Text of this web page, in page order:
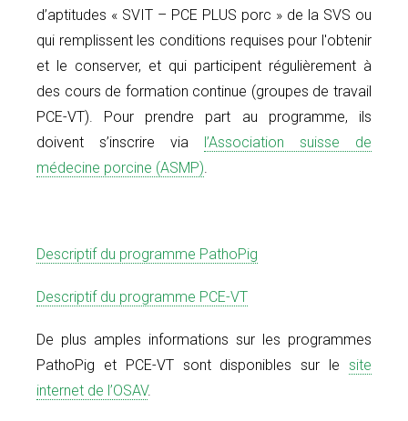
d’aptitudes « SVIT – PCE PLUS porc » de la SVS ou
qui remplissent les conditions requises pour l'obtenir
et le conserver, et qui participent régulièrement à
des cours de formation continue (groupes de travail
PCE-VT). Pour prendre part au programme, ils
doivent s’inscrire via l’Association suisse de
médecine porcine (ASMP).
Descriptif du programme PathoPig
Descriptif du programme PCE-VT
De plus amples informations sur les programmes
PathoPig et PCE-VT sont disponibles sur le site
internet de l’OSAV.